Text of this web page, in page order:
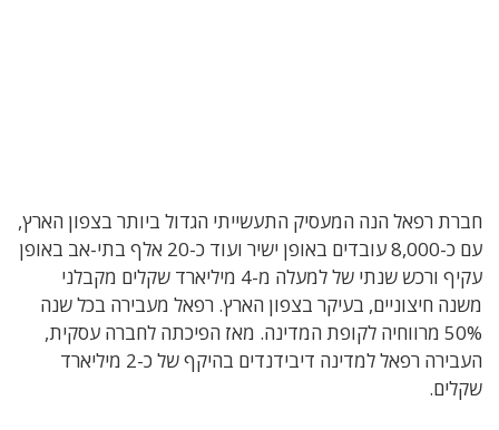
חברת רפאל הנה המעסיק התעשייתי הגדול ביותר בצפון הארץ,
עם כ-8,000 עובדים באופן ישיר ועוד כ-20 אלף בתי-אב באופן
עקיף ורכש שנתי של למעלה מ-4 מיליארד שקלים מקבלני
משנה חיצוניים, בעיקר בצפון הארץ. רפאל מעבירה בכל שנה
50% מרווחיה לקופת המדינה. מאז הפיכתה לחברה עסקית,
העבירה רפאל למדינה דיבידנדים בהיקף של כ-2 מיליארד
שקלים.